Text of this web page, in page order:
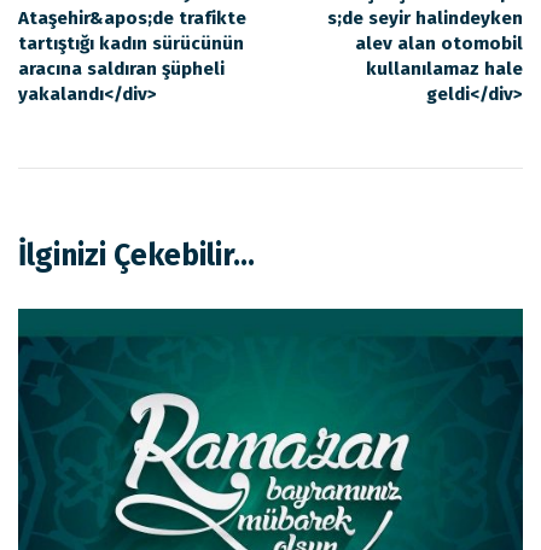
Ataşehir&apos;de trafikte
tartıştığı kadın sürücünün
aracına saldıran şüpheli
yakalandı</div>
s;de seyir halindeyken
alev alan otomobil
kullanılamaz hale
geldi</div>
İlginizi Çekebilir...